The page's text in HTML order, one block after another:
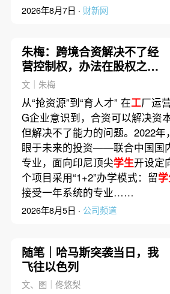
2026年8月7日 · 财新网
朱梅：跨境合资解决不了经
营控制权，办法在股权之外 |
出海·专栏
文｜朱梅
从“抢资源”到“育人才” 在工厂运
G企业意识到，合资可以解决资
但解决不了能力的问题。2022
眼于未来的投资——联合中国国
专业，面向印尼顶尖学生开设定
个项目采用“1+2”办学模式：留
接受一年系统的专业……
2026年8月5日 · 公司频道
随笔｜哈马斯突袭当日，我
飞往以色列
文、图｜佟悠梨